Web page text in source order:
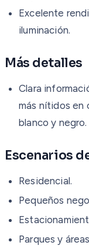
Excelente
iluminación.
Más detalles
Clara
más nítidos en
blanco y negro.
Escenarios
Residencial.
Pequeños
Parques y